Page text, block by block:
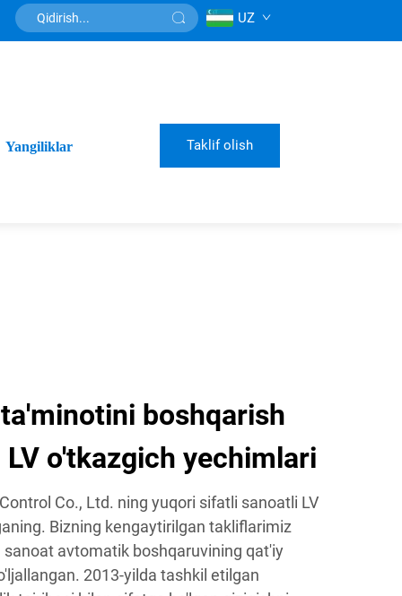
UZ
Yangiliklar Taklif olish
boshqarish
o'tkazgich yechimlari
Co., Ltd. ning yuqori sifatli sanoatli LV
Bizning kengaytirilgan takliflarimiz
avtomatik boshqaruvining qat'iy
2013-yilda tashkil etilgan